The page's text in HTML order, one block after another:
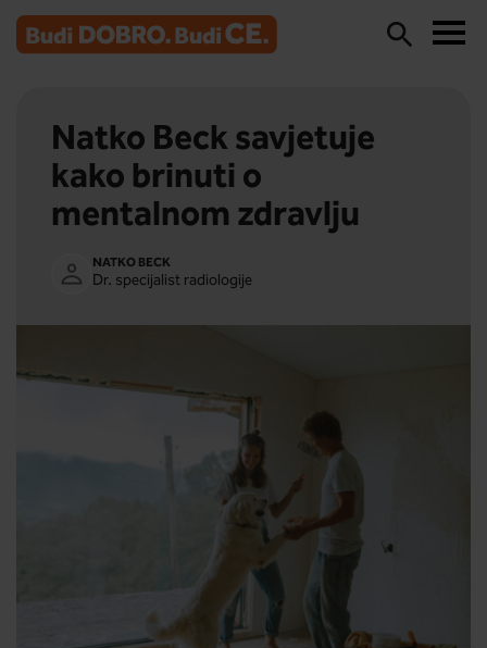
Natko Beck savjetuje
kako brinuti o
mentalnom zdravlju
NATKO BECK
Dr. specijalist radiologije